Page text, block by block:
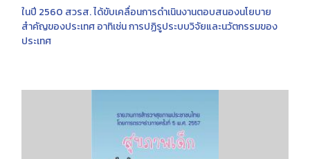
2560 สถาบันวิจัยระบบสาธารณสุข : วิจัยระบบสุขภาพเพื่อ
คุณภาพชีวิตที่ดีของประชาชน
ในปี 2560 สวรส. ได้ขับเคลื่อนการดำเนินงานตอบสนองนโยบาย
สำคัญของประเทศ อาทิเช่น การปฏิรูประบบวิจัยและนวัตกรรมของ
ประเทศ